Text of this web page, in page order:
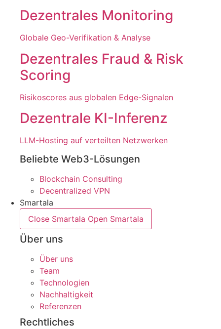
Dezentrales Monitoring
Globale Geo-Verifikation & Analyse
Dezentrales Fraud & Risk
Scoring​
Risikoscores aus globalen Edge-Signalen
Dezentrale KI-Inferenz
LLM-Hosting auf verteilten Netzwerken
Beliebte Web3-Lösungen
Blockchain Consulting
Decentralized VPN
Smartala
Close Smartala Open Smartala
Über uns
Über uns
Team
Technologien
Nachhaltigkeit
Referenzen
Rechtliches